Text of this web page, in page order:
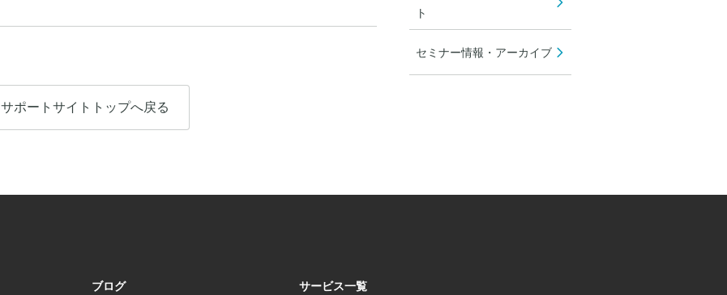
サポートサイトトップへ戻る
ト
セミナー情報・アーカイブ
ブログ サービス一覧